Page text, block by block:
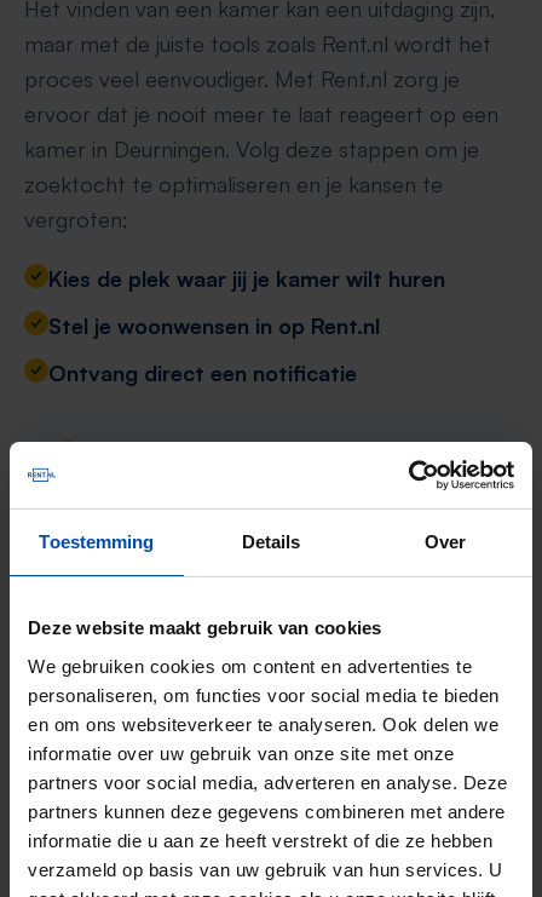
Toestemming Details Over
Deze website maakt gebruik van cookies
We gebruiken cookies om content en advertenties te
personaliseren, om functies voor social media te bieden
en om ons websiteverkeer te analyseren. Ook delen we
informatie over uw gebruik van onze site met onze
partners voor social media, adverteren en analyse. Deze
partners kunnen deze gegevens combineren met andere
informatie die u aan ze heeft verstrekt of die ze hebben
verzameld op basis van uw gebruik van hun services. U
Het vinden van een kamer kan een uitdaging zijn,
maar met de juiste tools zoals Rent.nl wordt het
proces veel eenvoudiger. Met Rent.nl zorg je
ervoor dat je nooit meer te laat reageert op een
kamer in Deurningen. Volg deze stappen om je
zoektocht te optimaliseren en je kansen te
vergroten;
Kies de plek waar jij je kamer wilt huren
Stel je woonwensen in op Rent.nl
Ontvang direct een notificatie
Kies de locatie in Deurningen die je
kamers wordt je zoekopdracht
nauwkeurig afgestemd op jouw wensen.
Zodra er een kamer beschikbaar komt in
Deurningen, ontvang je meteen een melding.
Reageer als eerste op een kamer te